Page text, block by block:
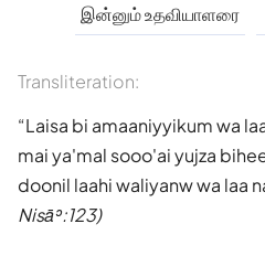
இன்னும் உதவியாளரை
Transliteration:
Laisa bi amaaniyyikum wa
mai ya'mal sooo'ai yujza
doonil laahi waliyanw wa laa
Nisāʾ:123)